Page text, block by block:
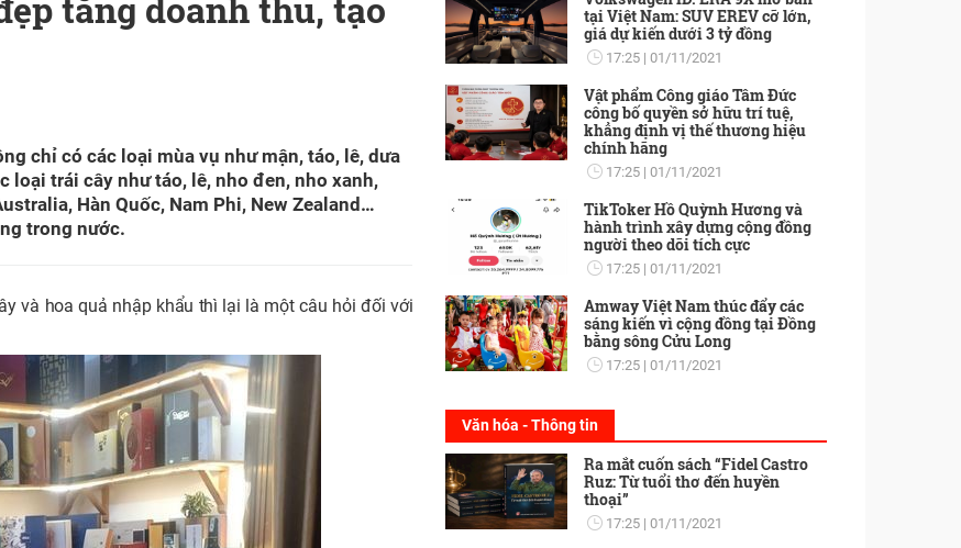
chỉ có các loại mùa vụ như mận, táo, lê, dưa
loại trái cây như táo, lê, nho đen, nho xanh,
Hàn Quốc, Nam Phi, New Zealand…
trong nước.
và hoa quả nhập khẩu thì lại là một câu hỏi đối với
tại Việt Nam: SUV EREV cỡ lớn,
giá dự kiến dưới 3 tỷ đồng
17:25 01/11/2021
Vật phẩm Công giáo Tâm Đức
công bố quyền sở hữu trí tuệ,
khẳng định vị thế thương hiệu
chính hãng
17:25 01/11/2021
TikToker Hồ Quỳnh Hương và
hành trình xây dựng cộng đồng
người theo dõi tích cực
17:25 01/11/2021
Amway Việt Nam thúc đẩy các
sáng kiến vì cộng đồng tại Đồng
bằng sông Cửu Long
17:25 01/11/2021
Văn hóa - Thông tin
Ra mắt cuốn sách “Fidel Castro
Ruz: Từ tuổi thơ đến huyền
thoại”
17:25 01/11/2021